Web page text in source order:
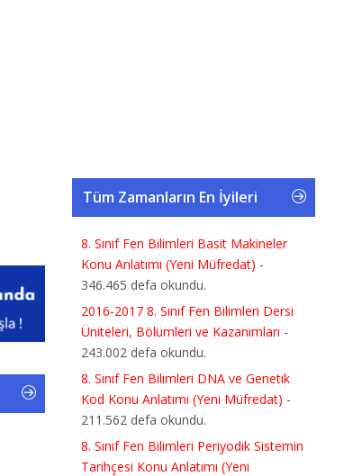
Tüm Zamanların En İyileri
8. Sınıf Fen Bilimleri Basit Makineler
Konu Anlatımı (Yeni Müfredat) -
346.465 defa okundu.
2016-2017 8. Sınıf Fen Bilimleri Dersi
Üniteleri, Bölümleri ve Kazanımları -
243.002 defa okundu.
8. Sınıf Fen Bilimleri DNA ve Genetik
Kod Konu Anlatımı (Yeni Müfredat) -
211.562 defa okundu.
8. Sınıf Fen Bilimleri Periyodik Sistemin
Tarihçesi Konu Anlatımı (Yeni